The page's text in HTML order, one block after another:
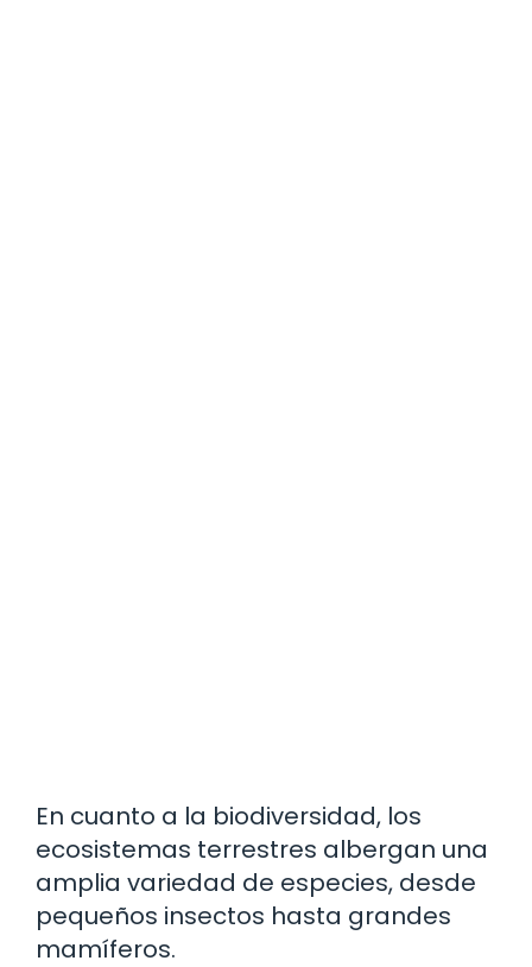
En cuanto a la biodiversidad, los
ecosistemas terrestres albergan una
amplia variedad de especies, desde
pequeños insectos hasta grandes
mamíferos.